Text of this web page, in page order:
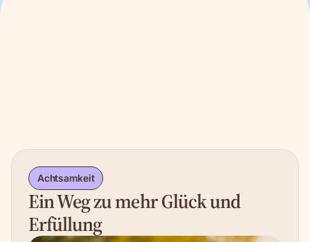
Achtsamkeit
Ein Weg zu mehr Glück und
Erfüllung